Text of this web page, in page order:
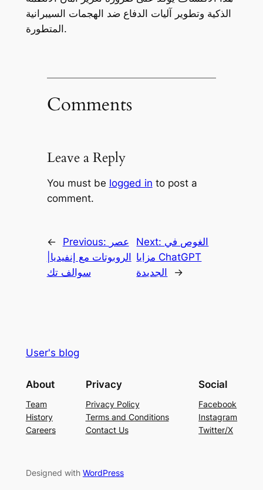
الذكية وتطوير آليات الدفاع ضد الهجمات السيبرانية
المتطورة.
Comments
Leave a Reply
You must be logged in to post a
comment.
← Previous: عصر
الروبوتات مع إنفيديا|
سوالف تك
Next: الغوص في
مزايا ChatGPT
الجديدة
→
User's blog
About
Team
History
Careers
Privacy
Privacy Policy
Terms and Conditions
Contact Us
Social
Facebook
Instagram
Twitter/X
Designed with WordPress